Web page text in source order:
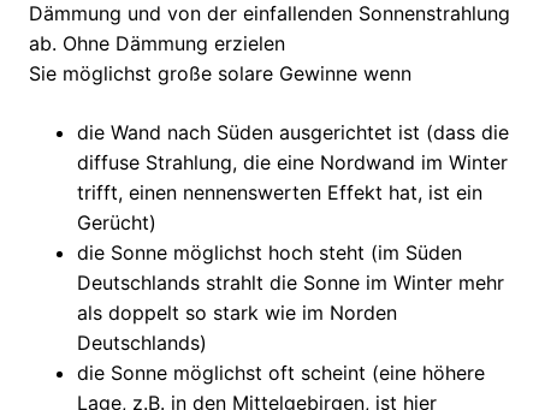
Dämmung und von der einfallenden Sonnenstrahlung
ab. Ohne Dämmung erzielen
Sie möglichst große solare Gewinne wenn
die Wand nach Süden ausgerichtet ist (dass die
diffuse Strahlung, die eine Nordwand im Winter
trifft, einen nennenswerten Effekt hat, ist ein
Gerücht)
die Sonne möglichst hoch steht (im Süden
Deutschlands strahlt die Sonne im Winter mehr
als doppelt so stark wie im Norden
Deutschlands)
die Sonne möglichst oft scheint (eine höhere
Lage, z.B. in den Mittelgebirgen, ist hier